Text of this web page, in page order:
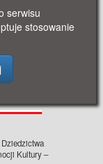
· Cennik
·
Regulamin
Kultury –
serwisu
stosowanie